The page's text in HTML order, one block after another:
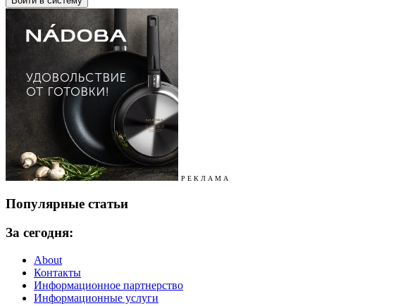
Р Е К Л А М А
Популярные статьи
За сегодня:
About
Контакты
Информационное партнерство
Информационные услуги